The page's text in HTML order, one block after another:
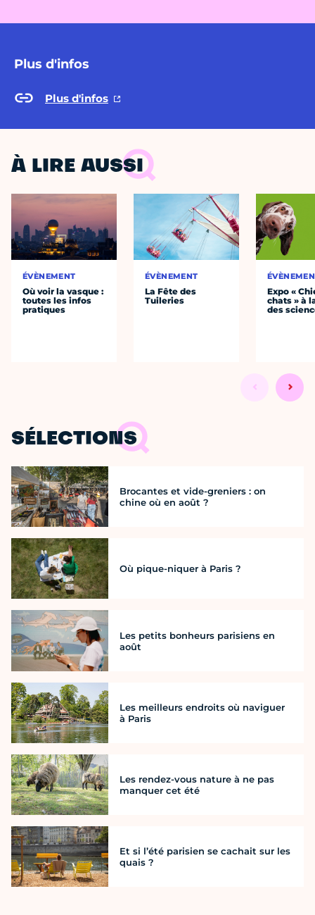
Plus d'infos
Plus d'infos
À LIRE AUSSI
ÉVÈNEMENT
Où voir la vasque :
toutes les infos
pratiques
ÉVÈNEMENT
La Fête des
Tuileries
Expo «
chats » à
des
SÉLECTIONS
Brocantes et vide-greniers : on
chine où en août ?
Où pique-niquer à Paris ?
Les petits bonheurs parisiens en
août
Les meilleurs endroits où naviguer
à Paris
Les rendez-vous nature à ne pas
manquer cet été
Et si l’été parisien se cachait sur les
quais ?